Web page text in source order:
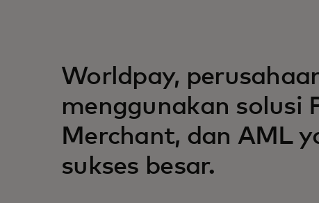
Worldpay,
menggunakan solusi
Merchant, dan AML
sukses besar.